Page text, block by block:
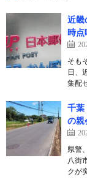
近畿
時点
そも
日、
集配
千葉
の親
県警
八街
クが